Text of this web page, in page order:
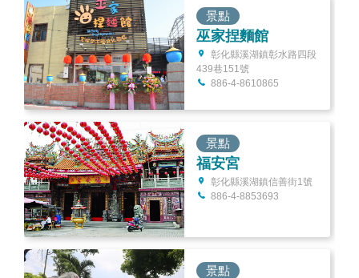
景點
巫家捏麵館
彰化縣溪湖鎮彰水路四段
439巷151號
886-4-8610865
景點
福安宮
彰化縣溪湖鎮信善街1號
886-4-8853693
景點